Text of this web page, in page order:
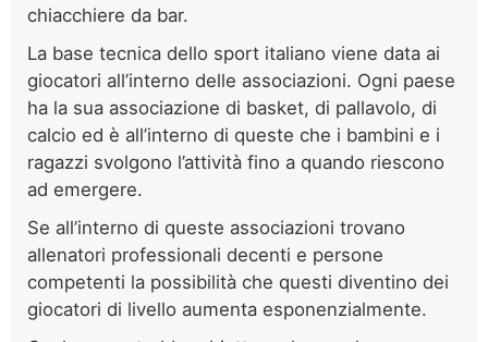
chiacchiere da bar.
La base tecnica dello sport italiano viene data ai
giocatori all’interno delle associazioni. Ogni paese
ha la sua associazione di basket, di pallavolo, di
calcio ed è all’interno di queste che i bambini e i
ragazzi svolgono l’attività fino a quando riescono
ad emergere.
Se all’interno di queste associazioni trovano
allenatori professionali decenti e persone
competenti la possibilità che questi diventino dei
giocatori di livello aumenta esponenzialmente.